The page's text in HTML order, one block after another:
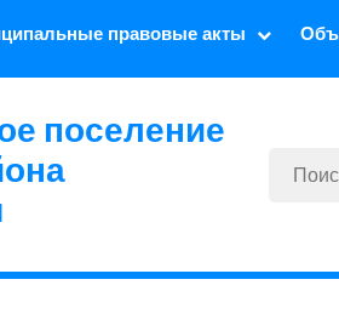
правовые акты
поселение